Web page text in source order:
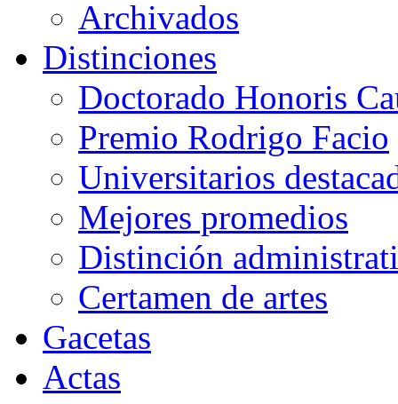
Archivados
Distinciones
Doctorado Honoris
Premio Rodrigo Facio
Universitarios
Mejores promedios
Distinción
Certamen de artes
Gacetas
Actas